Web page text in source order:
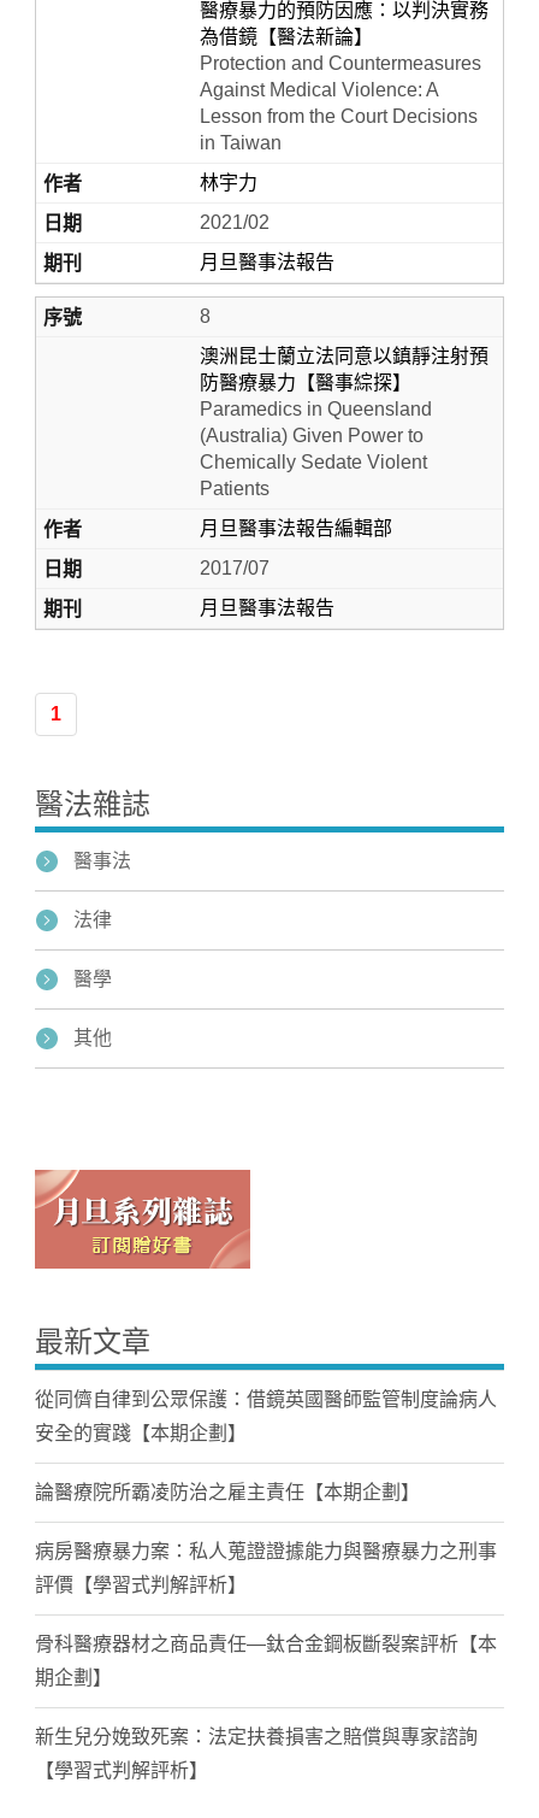
醫療暴力的預防因應：以判決實務
為借鏡【醫法新論】
Protection and Countermeasures
Against Medical Violence: A
Lesson from the Court Decisions
in Taiwan
林宇力
2021/02
月旦醫事法報告
8
澳洲昆士蘭立法同意以鎮靜注射預
防醫療暴力【醫事綜探】
Paramedics in Queensland
(Australia) Given Power to
Chemically Sedate Violent
Patients
月旦醫事法報告編輯部
2017/07
月旦醫事法報告
1
醫法雜誌
醫事法
法律
醫學
其他
最新文章
從同儕自律到公眾保護：借鏡英國醫師監管制度論病人
安全的實踐【本期企劃】
論醫療院所霸凌防治之雇主責任【本期企劃】
病房醫療暴力案：私人蒐證證據能力與醫療暴力之刑事
評價【學習式判解評析】
骨科醫療器材之商品責任—鈦合金鋼板斷裂案評析【本
期企劃】
新生兒分娩致死案：法定扶養損害之賠償與專家諮詢
【學習式判解評析】